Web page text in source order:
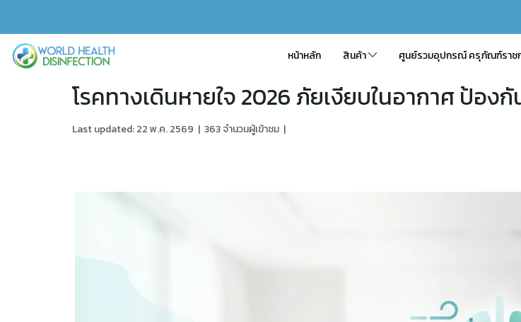
หน้าหลัก สินค้า ศูนย์รวมอุปกรณ์ ครุภัณฑ์ราช
โรคทางเดินหายใจ 2026 ภัยเงียบในอากาศ ป้อง
Last updated: 22 พ.ค. 2569 | 363 จำนวนผู้เข้าชม |